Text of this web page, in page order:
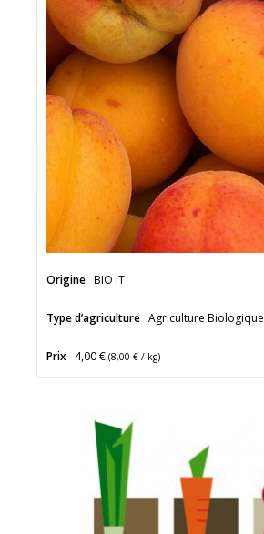
Origine BIO IT
Type d’agriculture Agriculture Biologique
Prix 4,00 € (8,00 € / kg)